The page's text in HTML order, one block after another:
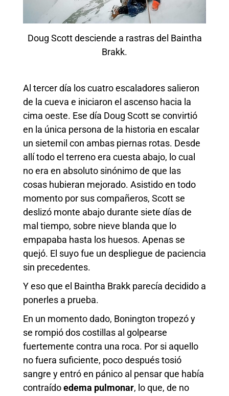
Doug Scott desciende a rastras del Baintha
Brakk.
Al tercer día los cuatro escaladores salieron
de la cueva e iniciaron el ascenso hacia la
cima oeste. Ese día Doug Scott se convirtió
en la única persona de la historia en escalar
un sietemil con ambas piernas rotas. Desde
allí todo el terreno era cuesta abajo, lo cual
no era en absoluto sinónimo de que las
cosas hubieran mejorado. Asistido en todo
momento por sus compañeros, Scott se
deslizó monte abajo durante siete días de
mal tiempo, sobre nieve blanda que lo
empapaba hasta los huesos. Apenas se
quejó. El suyo fue un despliegue de paciencia
sin precedentes.
Y eso que el Baintha Brakk parecía decidido a
ponerles a prueba.
En un momento dado, Bonington tropezó y
se rompió dos costillas al golpearse
fuertemente contra una roca. Por si aquello
no fuera suficiente, poco después tosió
sangre y entró en pánico al pensar que había
contraídoedema pulmonar, lo que, de no